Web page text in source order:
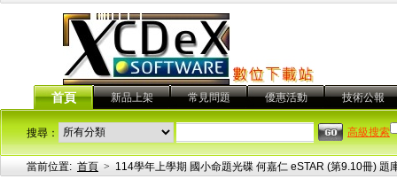
首頁 新品上架 常見問題 優惠活動 技術公報
搜尋： 高級搜索
當前位置: 首頁 > 114學年上學期 國小命題光碟 何嘉仁 eSTAR (第9.10冊) 題